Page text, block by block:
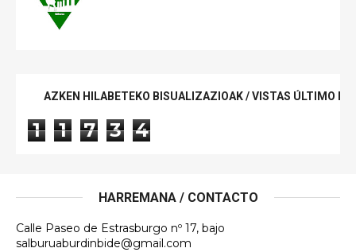
AZKEN HILABETEKO BISUALIZAZIOAK / VISTAS ÚLTIMO
1 1 7 3 4
HARREMANA / CONTACTO
Calle Paseo de Estrasburgo nº 17, bajo
salburuaburdinbide@gmail.com